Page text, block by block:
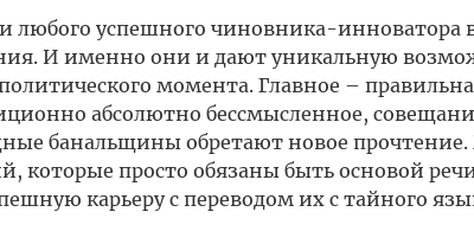
любого успешного чиновника-инноватора
И именно они и дают уникальную
момента. Главное –
абсолютно бессмысленное,
банальщины обретают новое
которые просто обязаны быть основой
карьеру с переводом их с тайного